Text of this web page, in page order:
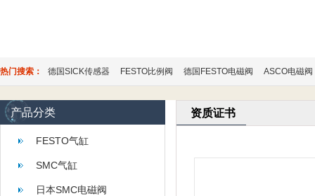
热门搜索： 德国SICK传感器 FESTO比例阀 德国FESTO电磁阀 ASCO电磁阀
产品分类
FESTO气缸
SMC气缸
日本SMC电磁阀
资质证书